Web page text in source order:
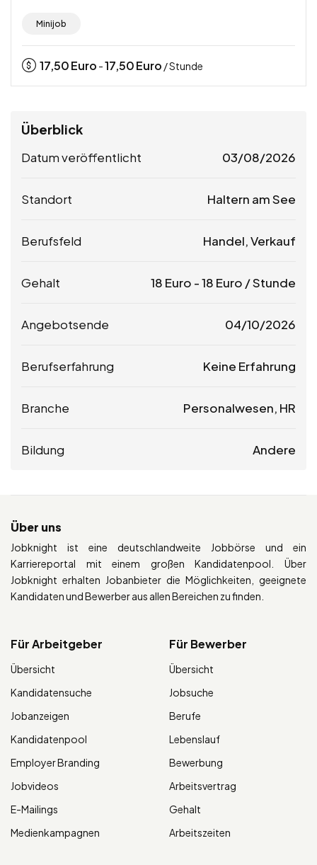
Minijob
17,50Euro -17,50Euro / Stunde
Überblick
Datum veröffentlicht 03/08/2026
Standort Haltern am See
Berufsfeld Handel, Verkauf
Gehalt 18 Euro -18 Euro / Stunde
Angebotsende 04/10/2026
Berufserfahrung Keine Erfahrung
Branche Personalwesen, HR
Bildung Andere
Über uns
Jobknight ist eine deutschlandweite Jobbörse und ein
Karriereportal mit einem großen Kandidatenpool. Über
Jobknight erhalten Jobanbieter die Möglichkeiten, geeignete
Kandidaten und Bewerber aus allen Bereichen zu finden.
Für Arbeitgeber
Übersicht
Kandidatensuche
Jobanzeigen
Kandidatenpool
Employer Branding
Jobvideos
E-Mailings
Medienkampagnen
Für Bewerber
Übersicht
Jobsuche
Berufe
Lebenslauf
Bewerbung
Arbeitsvertrag
Gehalt
Arbeitszeiten